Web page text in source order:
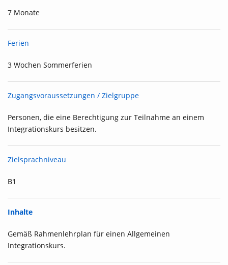
7 Monate
Ferien
3 Wochen Sommerferien
Zugangsvoraussetzungen / Zielgruppe
Personen, die eine Berechtigung zur Teilnahme an einem
Integrationskurs besitzen.
Zielsprachniveau
B1
Inhalte
Gemäß Rahmenlehrplan für einen Allgemeinen
Integrationskurs.